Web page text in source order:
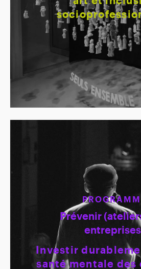
Prévenir
Investir
santé mentale des